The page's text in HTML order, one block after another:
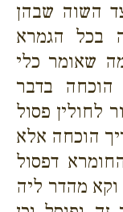
השוה שבהן
בכל הגמרא
שאומר כלי
בדבר
לחולין פסול
הוכחה אלא
דפסול
מהדר ליה